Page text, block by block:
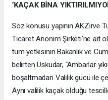
‘KAÇAK BİNA
Söz konusu yapının AKZirve
Ticaret Anonim Şirketi’ne ait
tüm yetkisinin Bakanlık ve
belirten Üsküdar, “Ambarlar
boşaltmadan Valilik gücü ile
Aynı valilik kaçak olduğu